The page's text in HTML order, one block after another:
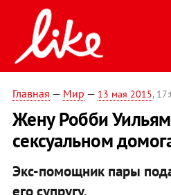
Главная — Мир — 13 мая 2015,
Жену Робби
сексуальном
Экс-помощник пары
его супругу.